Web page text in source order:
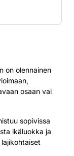
ja
on olennainen
osaan vai
sopivissa
ikäluokka ja